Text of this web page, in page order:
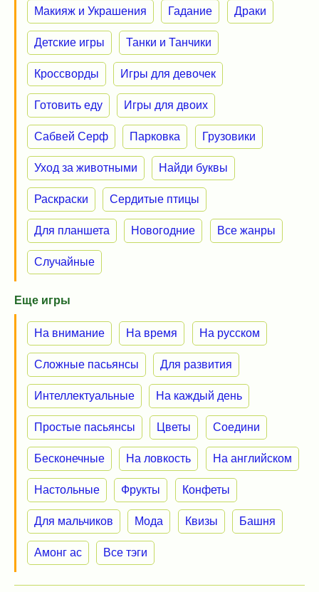
Макияж и Украшения Гадание Драки
Детские игры Танки и Танчики
Кроссворды Игры для девочек
Готовить еду Игры для двоих
Сабвей Серф Парковка Грузовики
Уход за животными Найди буквы
Раскраски Сердитые птицы
Для планшета Новогодние Все жанры
Случайные
Еще игры
На внимание На время На русском
Сложные пасьянсы Для развития
Интеллектуальные На каждый день
Простые пасьянсы Цветы Соедини
Бесконечные На ловкость На английском
Настольные Фрукты Конфеты
Для мальчиков Мода Квизы Башня
Амонг ас Все тэги